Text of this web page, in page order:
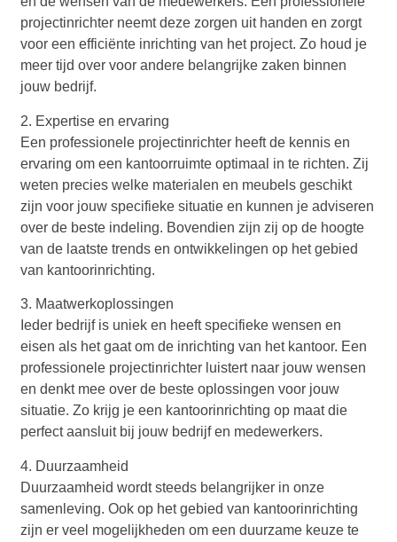
projectinrichter neemt deze zorgen uit handen en zorgt
voor een efficiënte inrichting van het project. Zo houd je
meer tijd over voor andere belangrijke zaken binnen
jouw bedrijf.
2. Expertise en ervaring
Een professionele projectinrichter heeft de kennis en
ervaring om een kantoorruimte optimaal in te richten. Zij
weten precies welke materialen en meubels geschikt
zijn voor jouw specifieke situatie en kunnen je adviseren
over de beste indeling. Bovendien zijn zij op de hoogte
van de laatste trends en ontwikkelingen op het gebied
van kantoorinrichting.
3. Maatwerkoplossingen
Ieder bedrijf is uniek en heeft specifieke wensen en
eisen als het gaat om de inrichting van het kantoor. Een
professionele projectinrichter luistert naar jouw wensen
en denkt mee over de beste oplossingen voor jouw
situatie. Zo krijg je een kantoorinrichting op maat die
perfect aansluit bij jouw bedrijf en medewerkers.
4. Duurzaamheid
Duurzaamheid wordt steeds belangrijker in onze
samenleving. Ook op het gebied van kantoorinrichting
zijn er veel mogelijkheden om een duurzame keuze te